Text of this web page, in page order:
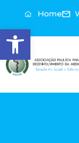
Abrir a barra de
Home